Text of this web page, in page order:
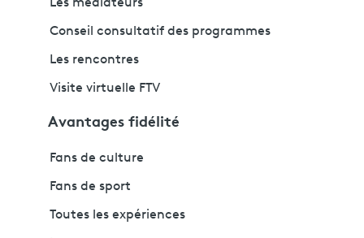
Les médiateurs
Conseil consultatif des programmes
Les rencontres
Visite virtuelle FTV
Avantages fidélité
Fans de culture
Fans de sport
Toutes les expériences